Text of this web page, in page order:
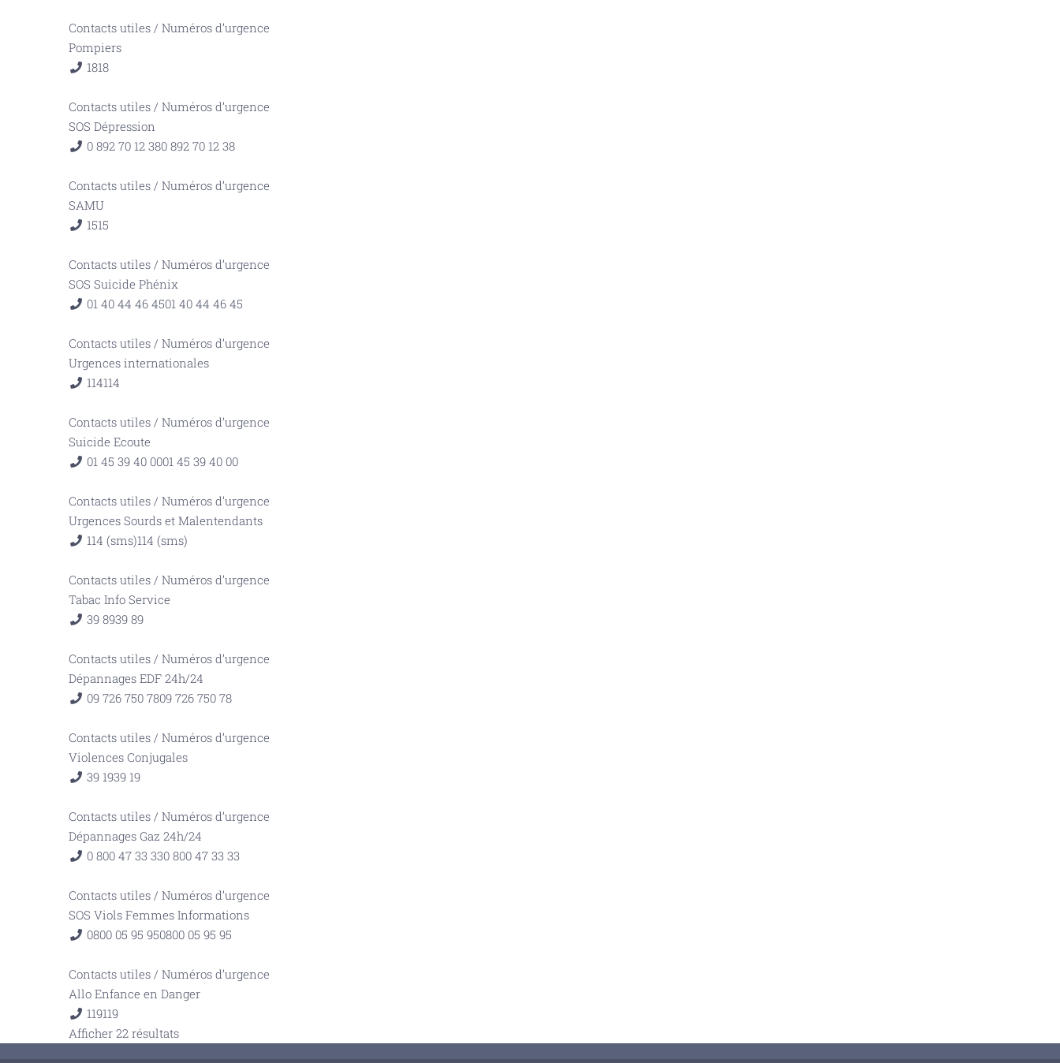
Contacts utiles / Numéros d’urgence
Pompiers
1818
Contacts utiles / Numéros d’urgence
SOS Dépression
0 892 70 12 380 892 70 12 38
Contacts utiles / Numéros d’urgence
SAMU
1515
Contacts utiles / Numéros d’urgence
SOS Suicide Phénix
01 40 44 46 4501 40 44 46 45
Contacts utiles / Numéros d’urgence
Urgences internationales
114114
Contacts utiles / Numéros d’urgence
Suicide Ecoute
01 45 39 40 0001 45 39 40 00
Contacts utiles / Numéros d’urgence
Urgences Sourds et Malentendants
114 (sms)114 (sms)
Contacts utiles / Numéros d’urgence
Tabac Info Service
39 8939 89
Contacts utiles / Numéros d’urgence
Dépannages EDF 24h/24
09 726 750 7809 726 750 78
Contacts utiles / Numéros d’urgence
Violences Conjugales
39 1939 19
Contacts utiles / Numéros d’urgence
Dépannages Gaz 24h/24
0 800 47 33 330 800 47 33 33
Contacts utiles / Numéros d’urgence
SOS Viols Femmes Informations
0800 05 95 950800 05 95 95
Contacts utiles / Numéros d’urgence
Allo Enfance en Danger
119119
Afficher 22 résultats